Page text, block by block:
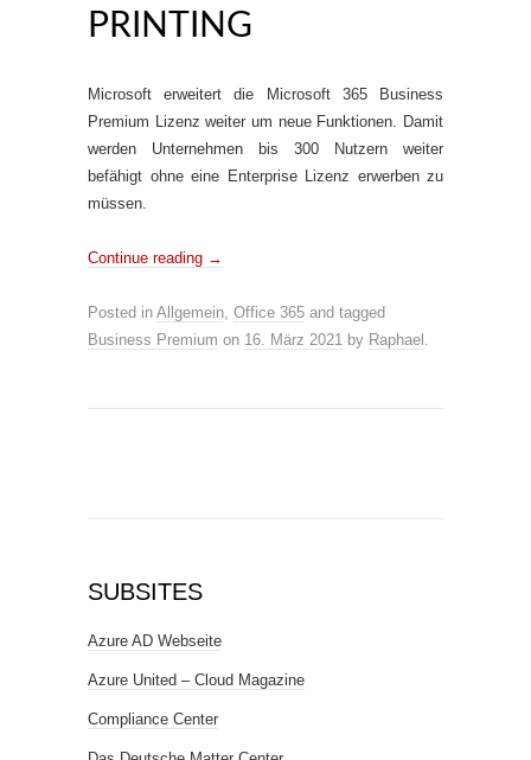
PRINTING
Microsoft erweitert die Microsoft 365 Business
Premium Lizenz weiter um neue Funktionen. Damit
werden Unternehmen bis 300 Nutzern weiter
befähigt ohne eine Enterprise Lizenz erwerben zu
müssen.
Continue reading →
Posted in Allgemein, Office 365 and tagged
Business Premium on 16. März 2021 by Raphael .
SUBSITES
Azure AD Webseite
Azure United – Cloud Magazine
Compliance Center